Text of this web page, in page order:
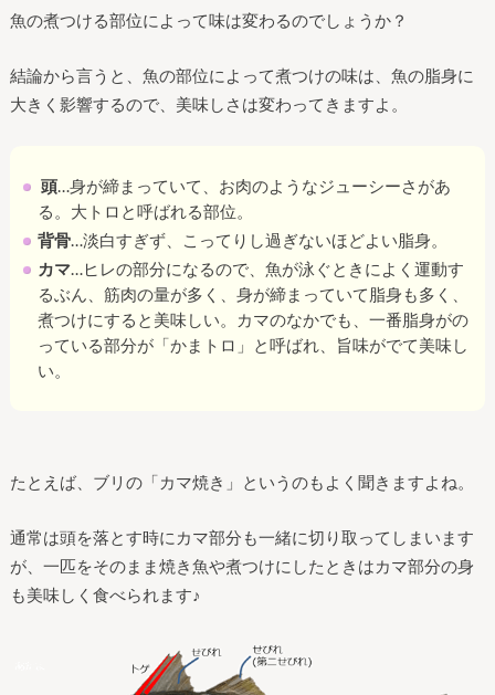
魚の煮つける部位によって味は変わるのでしょうか？
結論から言うと、魚の部位によって煮つけの味は、魚の脂身に
大きく影響するので、美味しさは変わってきますよ。
頭…身が締まっていて、お肉のようなジューシーさがあ
る。大トロと呼ばれる部位。
背骨…淡白すぎず、こってりし過ぎないほどよい脂身。
カマ…ヒレの部分になるので、魚が泳ぐときによく運動す
るぶん、筋肉の量が多く、身が締まっていて脂身も多く、
煮つけにすると美味しい。カマのなかでも、一番脂身がの
っている部分が「かまトロ」と呼ばれ、旨味がでて美味し
い。
たとえば、ブリの「カマ焼き」というのもよく聞きますよね。
通常は頭を落とす時にカマ部分も一緒に切り取ってしまいます
が、一匹をそのまま焼き魚や煮つけにしたときはカマ部分の身
も美味しく食べられます♪